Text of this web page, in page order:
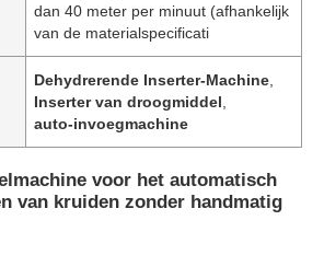
dan 40 meter per minuut (afhankelijk
van de materialspecificati
Dehydrerende Inserter-Machine
Inserter van droogmiddel
auto-invoegmachine
voor het automatisch
van kruiden zonder handmatig